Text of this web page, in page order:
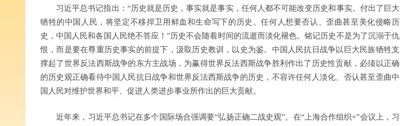
习近平总书记指出：“历史就是历史，事实就是事实，任何人都不可能改变历史和事实。付出了巨大
牺牲的中国人民，将坚定不移捍卫用鲜血和生命写下的历史。任何人想要否认、歪曲甚至美化侵略历
史，中国人民和各国人民绝不答应！”历史不会随着时间的流逝而淡化褪色。铭记历史不是为了沉溺于仇
恨，而是要在尊重历史事实的前提下，汲取历史教训，以史为鉴。中国人民抗日战争以巨大民族牺牲支
撑起了世界反法西斯战争的东方主战场，为赢得世界反法西斯战争胜利作出了历史性贡献，必须以正确
的历史观正确看待中国人民抗日战争和世界反法西斯战争的历史，不容许任何人淡化、否认甚至歪曲中
国人民对维护世界和平、促进人类进步事业所作出的巨大贡献。
近年来，习近平总书记在多个国际场合强调要“弘扬正确二战史观”。在“上海合作组织+”会议上，习